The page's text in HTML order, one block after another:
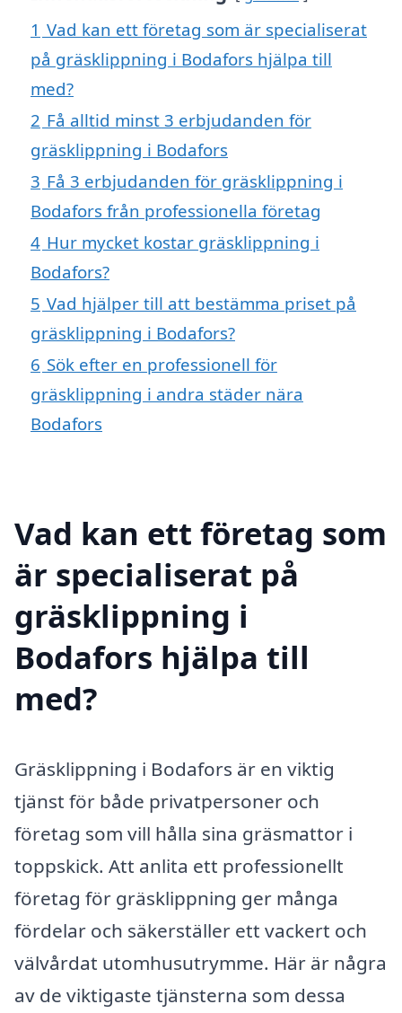
1 Vad kan ett företag som är specialiserat
på gräsklippning i Bodafors hjälpa till
med?
2 Få alltid minst 3 erbjudanden för
gräsklippning i Bodafors
3 Få 3 erbjudanden för gräsklippning i
Bodafors från professionella företag
4 Hur mycket kostar gräsklippning i
Bodafors?
5 Vad hjälper till att bestämma priset på
gräsklippning i Bodafors?
6 Sök efter en professionell för
gräsklippning i andra städer nära
Bodafors
Vad kan ett företag som
är specialiserat på
gräsklippning i
Bodafors hjälpa till
med?
Gräsklippning i Bodafors är en viktig
tjänst för både privatpersoner och
företag som vill hålla sina gräsmattor i
toppskick. Att anlita ett professionellt
företag för gräsklippning ger många
fördelar och säkerställer ett vackert och
välvårdat utomhusutrymme. Här är några
av de viktigaste tjänsterna som dessa